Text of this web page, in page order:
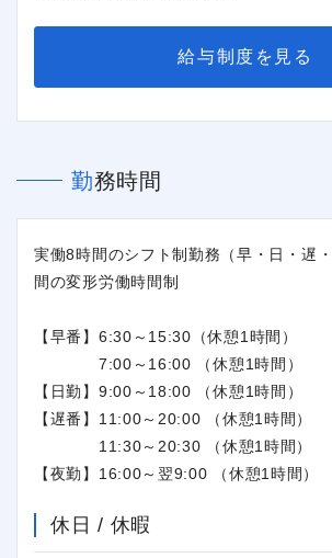
給与制度を見る
勤務時間
実働8時間のシフト制勤務（早・日・遅
間の変形労働時間制
【早番】6:30～15:30（休憩1時間）
7:00～16:00 （休憩1時間）
【日勤】9:00～18:00 （休憩1時間）
【遅番】11:00～20:00 （休憩1時間）
11:30～20:30 （休憩1時間）
【夜勤】16:00～翌9:00 （休憩1時間）
休日 / 休暇